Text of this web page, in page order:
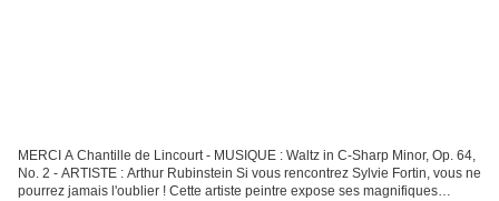
MERCI A Chantille de Lincourt - MUSIQUE : Waltz in C-Sharp Minor, Op. 64,
No. 2 - ARTISTE : Arthur Rubinstein Si vous rencontrez Sylvie Fortin, vous ne
pourrez jamais l'oublier ! Cette artiste peintre expose ses magnifiques